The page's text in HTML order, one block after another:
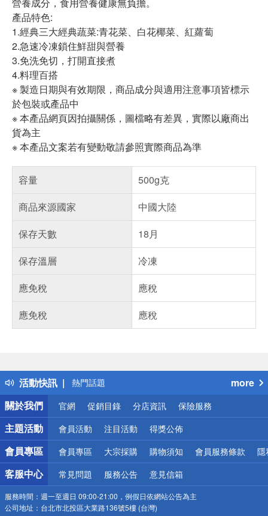
產品特色:
1.經典三大經典蔬菜:青花菜、白花椰菜、紅蘿蔔
2.急速冷凍鎖住鮮甜與營養
3.免洗免切，打開直接煮
4.料理百搭
※ 製造日期與有效期限，商品成分與適用注意事項皆標示
於包裝或產品中
※ 本產品網頁因拍攝關係，圖檔略有差異，實際以廠商出
貨為主
※ 本產品文案若有變動敬請參照實際商品為準
容量
500g克
商品來源國家
中國大陸
保存天數
18月
保存溫層
冷凍
應免稅
應稅
應免稅
應稅
活動快訊
得獎公告
熱門話題
銀行優惠
偏遠地區配送
詐騙網頁！請小心！
more
關於我們
官網 促銷目錄 分店資訊 保險服務
主題活動 會員活動 注目活動 得獎公佈
會員專區 會員專區 大宗採購 購物須知 會員服務條款 隱
客服中心 常見問題 服務公告 意見信箱
服務時間： 週一至週日 09:00-21:00，例假日依網站公告為主
公司地址： 台北市北投區大業路136號5樓 (台灣)